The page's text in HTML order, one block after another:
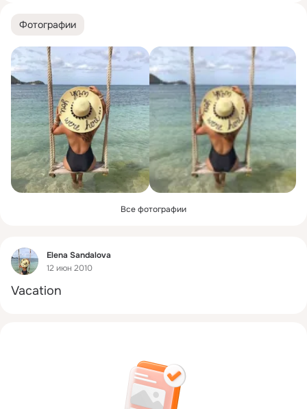
Фотографии
Все фотографии
Фид
Elena Sandalova
12 июн 2010
Vacation